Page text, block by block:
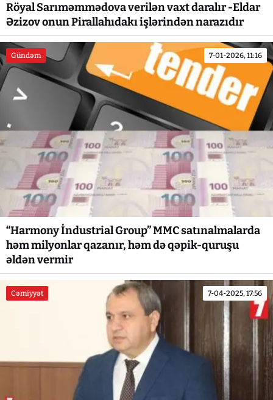
Röyal Sarıməmmədova verilən vaxt daralır -Eldar
Əzizov onun Pirallahıdakı işlərindən narazıdır
Gündəm 7-01-2026, 11:16
“Harmony İndustrial Group” MMC satınalmalarda
həm milyonlar qazanır, həm də qəpik-quruşu
əldən vermir
Cəmiyyət 7-04-2025, 17:56